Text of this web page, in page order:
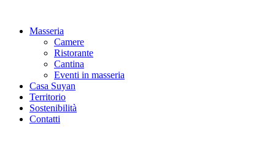
Masseria
Camere
Ristorante
Cantina
Eventi in masseria
Casa Suyan
Territorio
Sostenibilità
Contatti